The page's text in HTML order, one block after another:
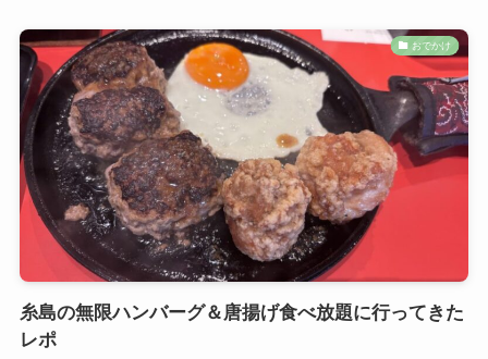
おでかけ
糸島の無限ハンバーグ＆唐揚げ食べ放題に行ってきた
レポ